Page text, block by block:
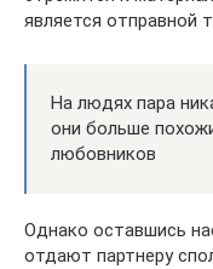
является отправной
На людях пара
они больше
любовников
Однако оставшись
отдают партнеру